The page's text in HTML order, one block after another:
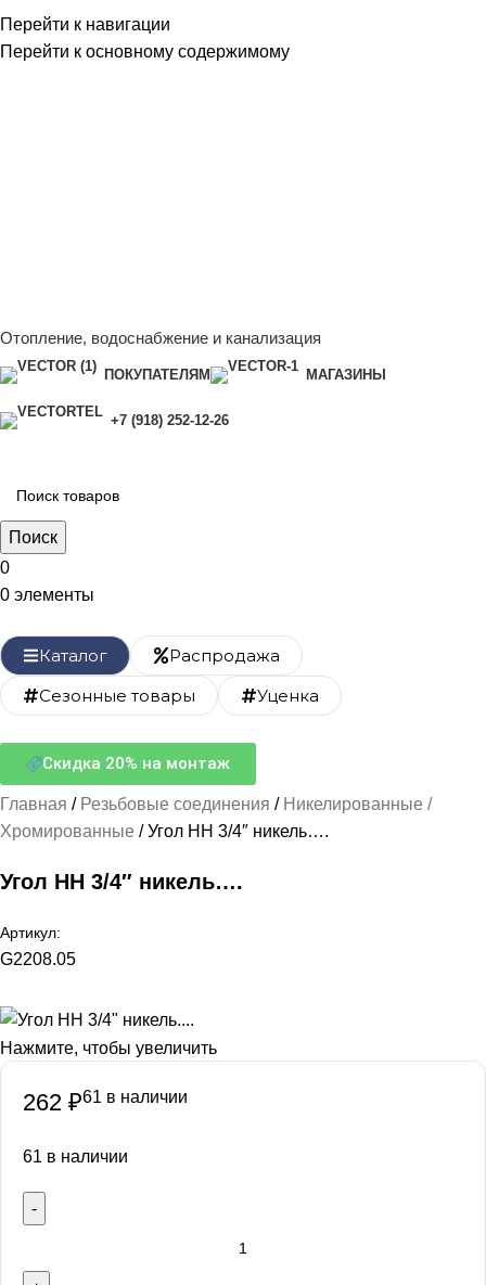
Перейти к навигации
Перейти к основному содержимому
Отопление, водоснабжение и канализация
ПОКУПАТЕЛЯМ МАГАЗИНЫ
+7 (918) 252-12-26
Поиск
0
0 элементы
Каталог
Распродажа
Сезонные товары
Уценка
Скидка 20% на монтаж
Главная Резьбовые соединения
Никелированные /
Хромированные
Угол НН 3/4″ никель….
Угол НН 3/4″ никель….
Артикул:
G2208.05
Нажмите, чтобы увеличить
262 ₽61 в наличии
61 в наличии